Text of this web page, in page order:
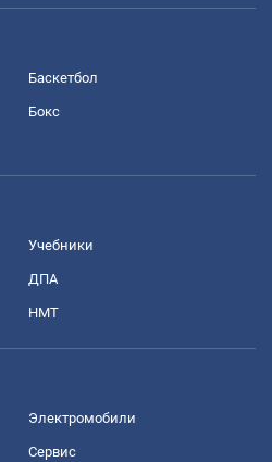
Баскетбол
Бокс
Учебники
ДПА
НМТ
Электромобили
Сервис